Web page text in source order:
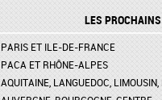
D'ANTHÉRON
FESTIVAL DE PIANO DE LA
ROQUE D'ANTHÉON - LE
DE LA PRÉSENTATION
PIANOS
LES
PARIS ET ILE-DE-FRANCE
PACA ET RHÔNE-ALPES
AQUITAINE, LANGUEDOC,